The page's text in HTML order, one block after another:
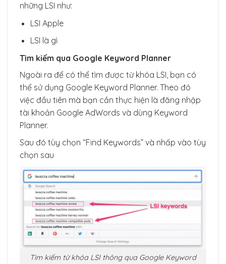
những LSI như:
LSI Apple
LSI là gì
Tìm kiếm qua Google Keyword Planner
Ngoài ra để có thể tìm được từ khóa LSI, bạn có
thể sử dụng Google Keyword Planner. Theo đó
việc đầu tiên mà bạn cần thực hiện là đăng nhập
tài khoản Google AdWords và dùng Keyword
Planner.
Sau đó tùy chọn “Find Keywords” và nhấp vào tùy
chọn sau
Tìm kiếm từ khóa LSI thông qua Google Keyword